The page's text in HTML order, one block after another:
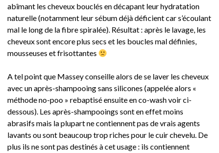
abîmant les cheveux bouclés en décapant leur hydratation
naturelle (notamment leur sébum déjà déficient car s’écoulant
mal le long de la fibre spiralée). Résultat : après le lavage, les
cheveux sont encore plus secs et les boucles mal définies,
mousseuses et frisottantes
A tel point que Massey conseille alors de se laver les cheveux
avec un après-shampooing sans silicones (appelée alors «
méthode no-poo » rebaptisé ensuite en co-wash voir ci-
dessous). Les après-shampooings sont en effet moins
abrasifs mais la plupart ne contiennent pas de vrais agents
lavants ou sont beaucoup trop riches pour le cuir chevelu. De
plus ils ne sont pas destinés à cet usage : ils contiennent